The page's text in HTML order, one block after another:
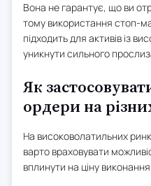
Вона не гарантує, що ви
тому використання стоп-
підходить для активів із
уникнути сильного
Як
ордери на
На високоволатильних
варто враховувати
вплинути на ціну